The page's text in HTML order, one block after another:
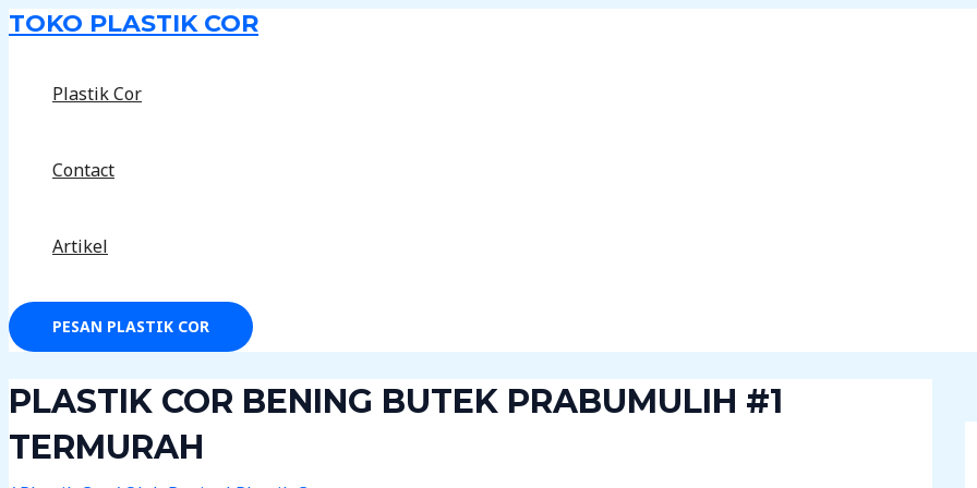
Lewati
ke
TOKO PLASTIK COR
Plastik Cor
Contact
Artikel
PESAN PLASTIK COR
PLASTIK COR BENING BUTEK PRABUMULIH #1
TERMURAH
Post
navigation